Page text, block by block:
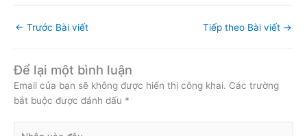
← Trước Bài viết Tiếp theo Bài viết →
Để lại một bình luận
Email của bạn sẽ không được hiển thị công khai. Các trường
bắt buộc được đánh dấu *